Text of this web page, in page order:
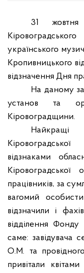
31
українського
Кропивницького
відзначення Дня
На даному
установ та
Кіровоградщини.
Найкращі
відзнаками
працівників, за
вагомий
відзначили і
відділення Фонду
саме: завідувача
О.М. та
привітали квітами